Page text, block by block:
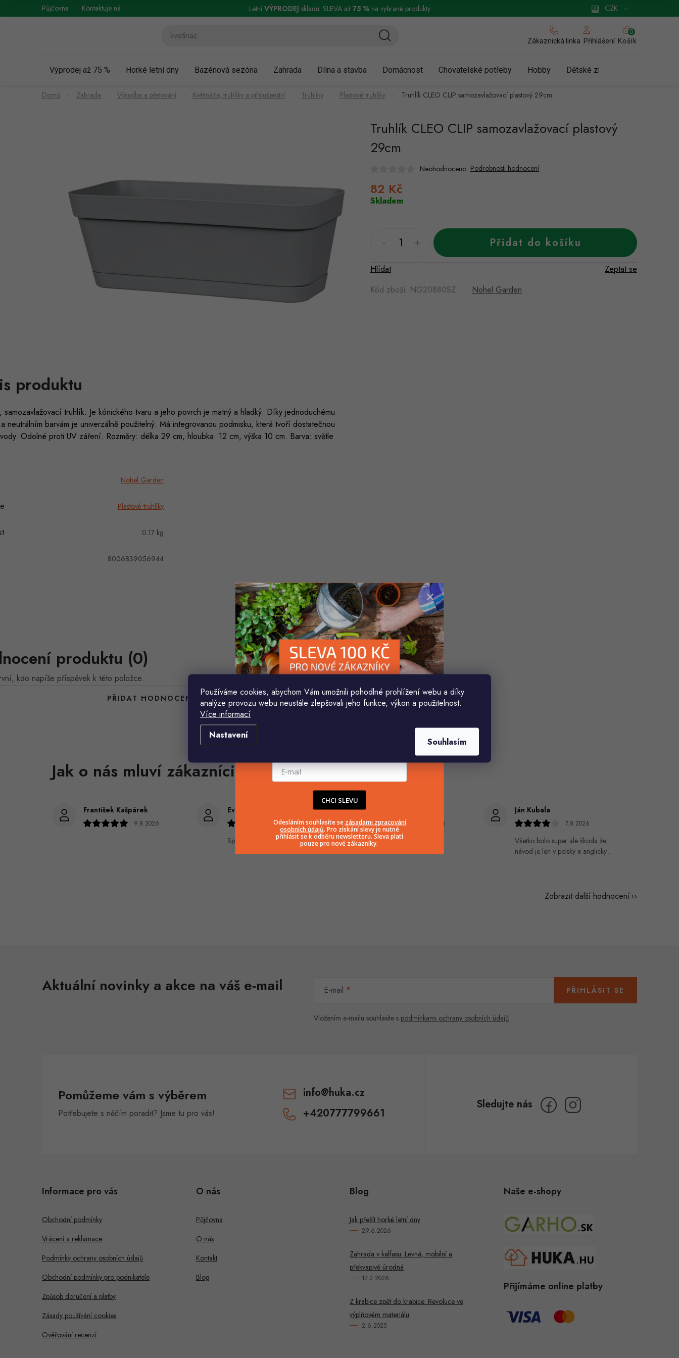
Používáme cookies, abychom Vám umožnili pohodlné prohlížení webu a díky
analýze provozu webu neustále zlepšovali jeho funkce, výkon a použitelnost.
Více informací
Nastavení
Souhlasím
na
Půjčovna Kontaktuje nás Vrácení a reklamace Podmínky ochrany osobních údajů Obchodní podmínky pro podnikatele Zásady používání cookies
CZK
LetníVÝPRODEJ skladu: SLEVA až 75 %na vybrané produkty
Zákaznická linka Přihlášení
NÁKUPNÍ
KOŠÍK
Košík
Výprodej až 75 % Horké letní dny Bazénová sezóna Zahrada Dílna a stavba Domácnost Chovatelské potřeby Hobby Dětské zboží a hračky
Domů Zahrada Výsadba a pěstování Květináče, truhlíky a příslušenství Truhlíky Plastové truhlíky Truhlík CLEO CLIP samozavlažovací plastový 29cm
Truhlík CLEO CLIP samozavlažovací plastový
29cm
Neohodnoceno Podrobnosti hodnocení
82 Kč
cena:
Skladem
Přidat do košíku
Kód zboží: NG20880SZ Nohel Garden
Zeptat se
Hlídat
produktu
samozavlažovací truhlík. Je kónického tvaru a jeho povrch je matný a hladký. Díky jednoduchému
neutrálním barvám je univerzálně použitelný. Má integrovanou podmisku, která tvoří dostatečnou
Odolné proti UV záření. Rozměry: délka 29 cm, hloubka: 12 cm, výška 10 cm. Barva: světle
Nohel Garden
Plastové truhlíky
0.17 kg
8006839056944
produktu (0)
kdo napíše příspěvek k této položce.
PŘIDAT HODNOCENÍ
František Kašpárek
9.8.2026
Eva Šimonová
9.8.2026
Spokojenost
7.8.2026
Ján Kubala
7.8.2026
Všetko bolo super ale škoda že
návod je len v polsky a anglicky .
Zobrazit další hodnocení
Aktuální novinky a akce na váš e-mail E-mail
Vložením e-mailu souhlasíte s podmínkami ochrany osobních údajů
PŘIHLÁSIT SE
Pomůžeme vám s výběrem
Potřebujete s něčím poradit? Jsme tu pro vás!
info@huka.cz
+420777799661
Informace pro vás
Obchodní podmínky
Vrácení a reklamace
Podmínky ochrany osobních údajů
Obchodní podmínky pro podnikatele
Způsob doručení a platby
Zásady používání cookies
Ověřování recenzí
O nás
Půjčovna
O nás
Kontakt
Blog
Blog
Jak přežít horké letní dny
29.6.2026
Zahrada v kalfasu: Levná, mobilní a
překvapivě úrodná
17.2.2026
Z krabice zpět do krabice: Revoluce ve
výplňovém materiálu
2.6.2025
Naše e-shopy
Přijímáme online platby
CHCI SLEVU
Odesláním souhlasíte se zásadami zpracování
osobních údajů. Pro získání slevy je nutné
přihlásit se k odběru newsletteru. Sleva platí
pouze pro nové zákazníky.